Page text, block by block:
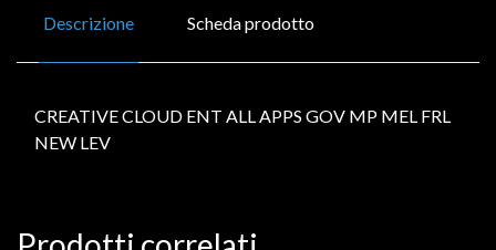
Descrizione Scheda prodotto
CREATIVE CLOUD ENT ALL APPS GOV MP MEL FRL
NEW LEV